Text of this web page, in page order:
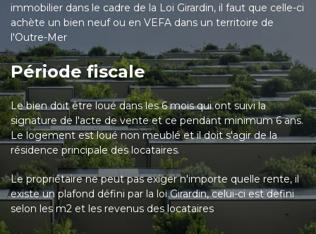
immobilier dans le cadre de la Loi Girardin, il faut que celle-ci
achète un bien neuf ou en VEFA dans un territoire de
l'Outre-Mer
Période fiscale
Le bien doit être louédans les 6 mois qui ont suivi la
signature de l'acte de venteet ce pendant minimum 6 ans.
Le logement est loué non meublé et il doit s'agir de la
résidence principale des locataires.
Le propriétaire ne peut pas exiger n'importe quelle rente, il
existe un plafond défini par la loi Girardin, celui-ci est defini
selon les m2 et les revenus des locataires